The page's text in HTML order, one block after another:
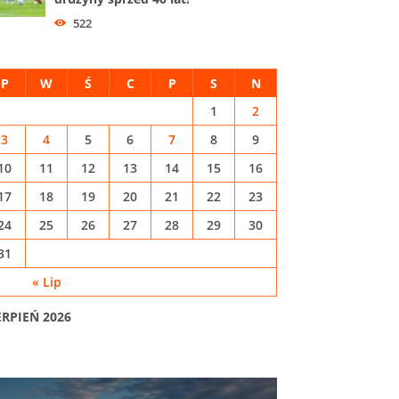
522
2026
P W Ś C P S N
« Lip
1
2
3
4 5 6 7 8
9
11 12 13 14 15
16
18 19 20 21 22
23
25 26 27 28 29
30